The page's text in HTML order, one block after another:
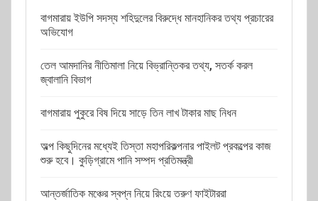
বাগমারায় ইউপি সদস্য শহিদুলের বিরুদ্ধে মানহানিকর তথ্য প্রচারের
অভিযোগ
তেল আমদানির নীতিমালা নিয়ে বিভ্রান্তিকর তথ্য, সতর্ক করল
জ্বালানি বিভাগ
বাগমারায় পুকুরে বিষ দিয়ে সাড়ে তিন লাখ টাকার মাছ নিধন
অল্প কিছুদিনের মধ্যেই তিস্তা মহাপরিকল্পনার পাইলট প্রকল্পের কাজ
শুরু হবে। কুড়িগ্রামে পানি সম্পদ প্রতিমন্ত্রী
আন্তর্জাতিক মঞ্চের স্বপ্ন নিয়ে রিংয়ে তরুণ ফাইটাররা